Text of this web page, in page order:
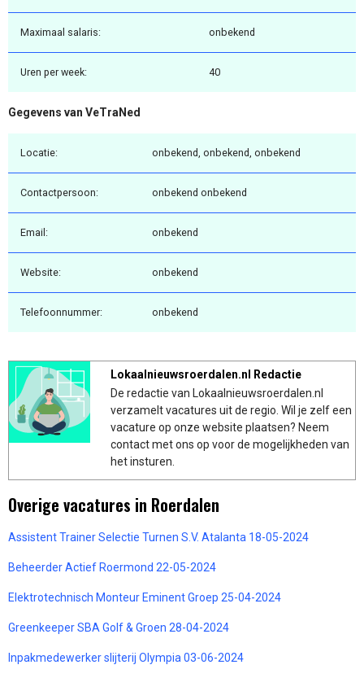
Maximaal salaris: onbekend
Uren per week: 40
Gegevens van VeTraNed
Locatie: onbekend, onbekend, onbekend
Contactpersoon: onbekend onbekend
Email: onbekend
Website: onbekend
Telefoonnummer: onbekend
Lokaalnieuwsroerdalen.nl Redactie
De redactie van Lokaalnieuwsroerdalen.nl
verzamelt vacatures uit de regio. Wil je zelf een
vacature op onze website plaatsen? Neem
contact met ons op voor de mogelijkheden van
het insturen.
Overige vacatures in Roerdalen
Assistent Trainer Selectie Turnen S.V. Atalanta 18-05-2024
Beheerder Actief Roermond 22-05-2024
Elektrotechnisch Monteur Eminent Groep 25-04-2024
Greenkeeper SBA Golf & Groen 28-04-2024
Inpakmedewerker slijterij Olympia 03-06-2024